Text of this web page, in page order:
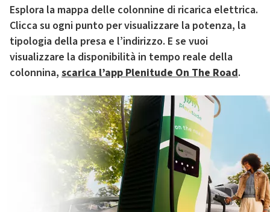
Esplora la mappa delle colonnine di ricarica elettrica.
Clicca su ogni punto per visualizzare la potenza, la
tipologia della presa e l’indirizzo. E se vuoi
visualizzare la disponibilità in tempo reale della
colonnina, scarica l’app Plenitude On The Road.